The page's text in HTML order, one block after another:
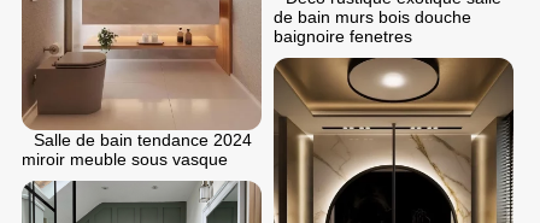
de bain murs bois douche
baignoire fenetres
Salle de bain tendance 2024
miroir meuble sous vasque